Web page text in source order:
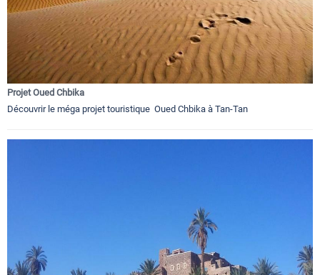
Projet Oued Chbika
Découvrir le méga projet touristique Oued Chbika à Tan-Tan